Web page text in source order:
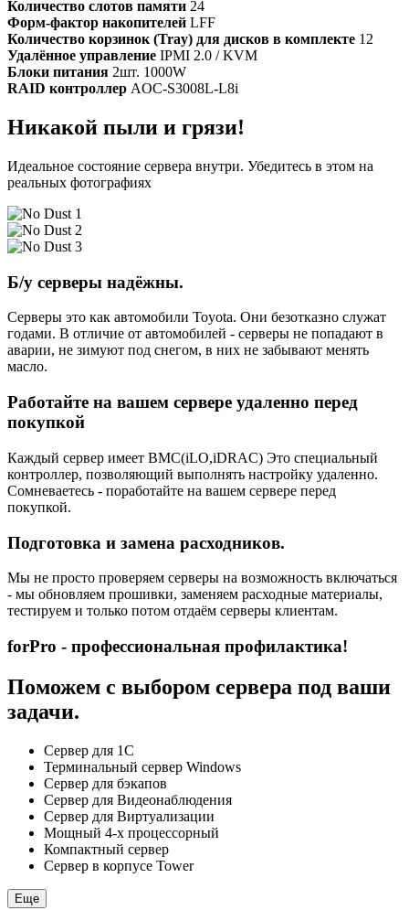
Количество слотов памяти 24
Форм-фактор накопителей LFF
Количество корзинок (Tray) для дисков в комплекте 12
Удалённое управление IPMI 2.0 / KVM
Блоки питания 2шт. 1000W
RAID контроллер AOC-S3008L-L8i
Никакой пыли и грязи!
Идеальное состояние сервера внутри. Убедитесь в этом на
реальных фотографиях
Б/у серверы надёжны.
Серверы это как автомобили Toyota. Они безотказно служат
годами. В отличие от автомобилей - серверы не попадают в
аварии, не зимуют под снегом, в них не забывают менять
масло.
Работайте на вашем сервере удаленно перед
покупкой
Каждый сервер имеет BMC(iLO,iDRAC) Это специальный
контроллер, позволяющий выполнять настройку удаленно.
Сомневаетесь - поработайте на вашем сервере перед
покупкой.
Подготовка и замена расходников.
Мы не просто проверяем серверы на возможность включаться
- мы обновляем прошивки, заменяем расходные материалы,
тестируем и только потом отдаём серверы клиентам.
forPro - профессиональная профилактика!
Поможем с выбором сервера под ваши
задачи.
Сервер для 1С
Терминальный сервер Windows
Сервер для бэкапов
Сервер для Видеонаблюдения
Сервер для Виртуализации
Мощный 4-х процессорный
Компактный сервер
Сервер в корпусе Tower
Еще